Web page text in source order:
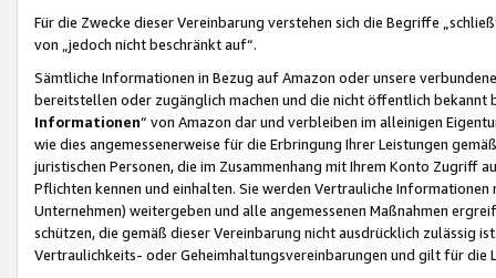
Für die Zwecke dieser Vereinbarung verstehen sich die Begriffe
von „jedoch nicht beschränkt auf“.
Sämtliche Informationen in Bezug auf Amazon oder unsere
bereitstellen oder zugänglich machen und die nicht öffentlich
Informationen“ von Amazon dar und verbleiben im alleinigen
wie dies angemessenerweise für die Erbringung Ihrer Leistungen
juristischen Personen, die im Zusammenhang mit Ihrem Konto
Pflichten kennen und einhalten. Sie werden Vertrauliche
Unternehmen) weitergeben und alle angemessenen Maßnahmen
schützen, die gemäß dieser Vereinbarung nicht ausdrücklich zulässig
Vertraulichkeits- oder Geheimhaltungsvereinbarungen und gilt für die